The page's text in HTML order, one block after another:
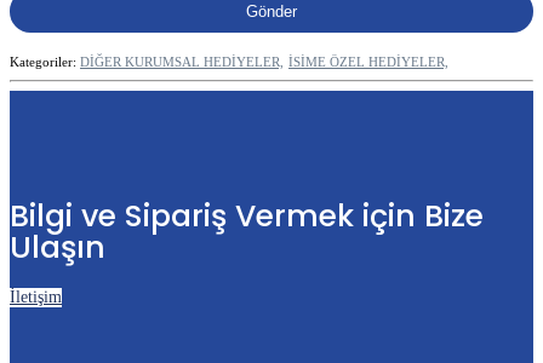
Kategoriler: DİĞER KURUMSAL HEDİYELER, İSİME ÖZEL HEDİYELER,
Bilgi ve Sipariş Vermek için Bize
Ulaşın
İletişim